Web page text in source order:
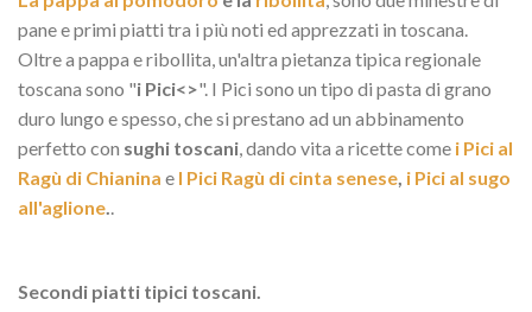
pane e primi piatti tra i più noti ed apprezzati in toscana.
Oltre a pappa e ribollita, un'altra pietanza tipica regionale
toscana sono "i Pici<>". I Pici sono un tipo di pasta di grano
duro lungo e spesso, che si prestano ad un abbinamento
perfetto con sughi toscani, dando vita a ricette come i Pici al
Ragù di Chianina e I Pici Ragù di cinta senese, i Pici al sugo
all'aglione..
Secondi piatti tipici toscani.